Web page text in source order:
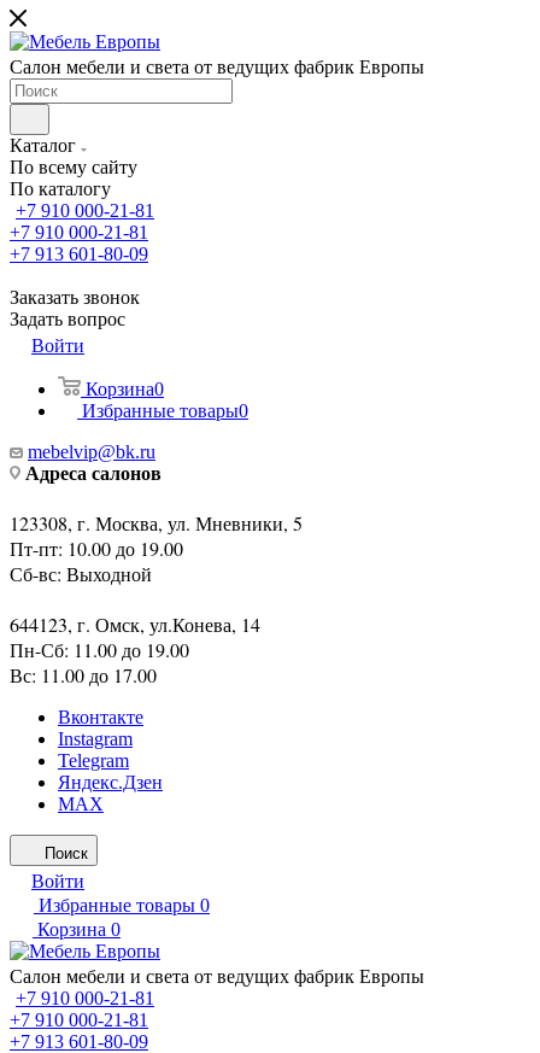
Салон мебели и света от ведущих фабрик Европы
Каталог
По всему сайту
По каталогу
+7 910 000-21-81
+7 910 000-21-81
+7 913 601-80-09
Заказать звонок
Задать вопрос
Войти
Корзина0
Избранные товары0
mebelvip@bk.ru
Адреса салонов
123308, г. Москва, ул. Мневники, 5
Пт-пт: 10.00 до 19.00
Сб-вс: Выходной
644123, г. Омск, ул.Конева, 14
Пн-Сб: 11.00 до 19.00
Вс: 11.00 до 17.00
Вконтакте
Instagram
Telegram
Яндекс.Дзен
MAX
Поиск
Войти
Избранные товары 0
Корзина 0
Салон мебели и света от ведущих фабрик Европы
+7 910 000-21-81
+7 910 000-21-81
+7 913 601-80-09